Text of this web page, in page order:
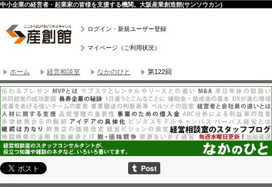
中小企業の経営者・起業家の皆様を支援する機関。大阪産業創造館(サンソウカン)
ログイン・新規ユーザー登録
マイページ（ご利用状況）
ホーム 経営相談室 なかのひと 第122回